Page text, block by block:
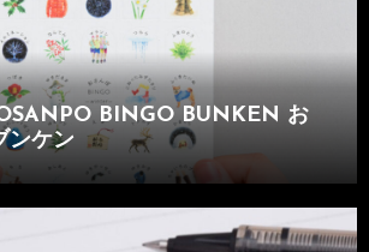
BINGO BUNKEN お
ンケン